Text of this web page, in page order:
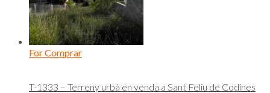
For Comprar
T-1333 – Terreny urbà en venda a Sant Feliu de Codines